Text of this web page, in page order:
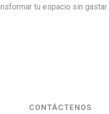
tu espacio sin gastar
CONTÁCTENOS